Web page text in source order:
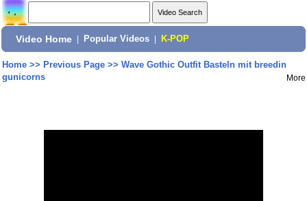
Video Home Popular Videos K-POP
Home>> Previous Page>> Wave Gothic Outfit Basteln mit breedin
gunicorns
More